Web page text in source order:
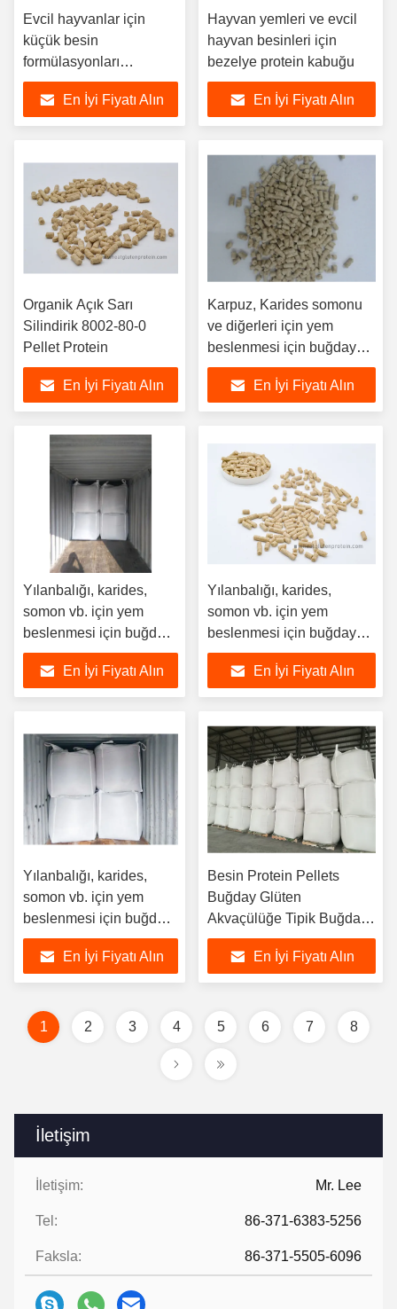
İletişim
İletişim: Mr. Lee
Tel: 86-371-6383-5256
Faksla: 86-371-5505-6096
Evcil hayvanlar için
küçük besin
formülasyonları
tavşanlar için besleyici
bezelye protein kabuğu
içerir Hamsterler ve
En İyi Fiyatı Alın
Hayvan yemleri ve evcil
hayvan besinleri için
bezelye protein kabuğu
En İyi Fiyatı Alın
Organik Açık Sarı
Silindirik 8002-80-0
Pellet Protein
En İyi Fiyatı Alın
Karpuz, Karides somonu
ve diğerleri için yem
beslenmesi için buğday
protein pelletleri
En İyi Fiyatı Alın
Yılanbalığı, karides,
somon vb. için yem
beslenmesi için buğday
protein peleti
En İyi Fiyatı Alın
Yılanbalığı, karides,
somon vb. için yem
beslenmesi için buğday
protein peleti
En İyi Fiyatı Alın
Yılanbalığı, karides,
somon vb. için yem
beslenmesi için buğday
protein peleti
En İyi Fiyatı Alın
Besin Protein Pellets
Buğday Glüten
Akvaçülüğe Tipik Buğday
Tadı
En İyi Fiyatı Alın
1 2 3 4 5 6 7 8